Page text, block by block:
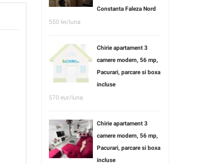
Constanta Faleza Nord
550 lei/luna
Chirie apartament 3
camere modern, 56 mp,
Pacurari, parcare si boxa
incluse
570 eur/luna
Chirie apartament 3
camere modern, 56 mp,
Pacurari, parcare si boxa
incluse